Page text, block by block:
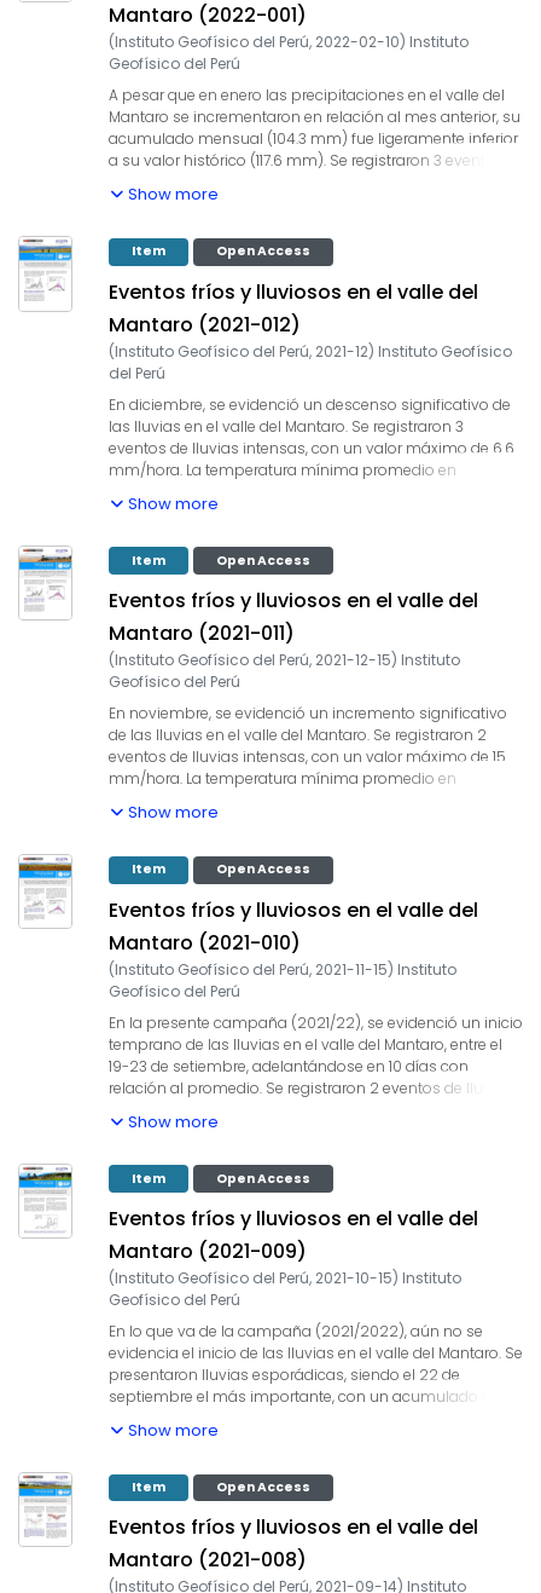
Mantaro (2022-001)
(Instituto Geofísico del Perú, 2022-02-10) Instituto
Geofísico del Perú
A pesar que en enero las precipitaciones en el valle del
Mantaro se incrementaron en relación al mes anterior, su
acumulado mensual (104.3 mm) fue ligeramente inferior
a su valor histórico (117.6 mm). Se registraron 3 eventos
mm/hora. La temperatura mínima promedio para enero
registraron heladas y el valor más bajo de la
temperatura en el valle fue 3 °C en Huayao el 4 de enero.
Show more
Item Open Access
Eventos fríos y lluviosos en el valle del
Mantaro (2021-012)
(Instituto Geofísico del Perú, 2021-12) Instituto Geofísico
del Perú
En diciembre, se evidenció un descenso significativo de
las lluvias en el valle del Mantaro. Se registraron 3
eventos de lluvias intensas, con un valor máximo de 6.6
mm/hora. La temperatura mínima promedio en
histórico (6.3 °C), no se registraron heladas, el valor más
Jauja el 21 de diciembre.
Show more
Item Open Access
Eventos fríos y lluviosos en el valle del
Mantaro (2021-011)
(Instituto Geofísico del Perú, 2021-12-15) Instituto
Geofísico del Perú
En noviembre, se evidenció un incremento significativo
de las lluvias en el valle del Mantaro. Se registraron 2
eventos de lluvias intensas, con un valor máximo de 15
mm/hora. La temperatura mínima promedio en
promedio histórico (5.7 °C), no se registraron heladas, y el
durante los primeros días de noviembre en Huayao.
Show more
Item Open Access
Eventos fríos y lluviosos en el valle del
Mantaro (2021-010)
(Instituto Geofísico del Perú, 2021-11-15) Instituto
Geofísico del Perú
En la presente campaña (2021/22), se evidenció un inicio
temprano de las lluvias en el valle del Mantaro, entre el
19-23 de setiembre, adelantándose en 10 días con
relación al promedio. Se registraron 2 eventos de lluvias
(6.6 °C) fue ligeramente superior a su promedio histórico
Show more
Item Open Access
Eventos fríos y lluviosos en el valle del
Mantaro (2021-009)
(Instituto Geofísico del Perú, 2021-10-15) Instituto
Geofísico del Perú
En lo que va de la campaña (2021/2022), aún no se
evidencia el inicio de las lluvias en el valle del Mantaro. Se
presentaron lluvias esporádicas, siendo el 22 de
septiembre el más importante, con un acumulado de
en septiembre (4.9 °C) fue ligeramente superior a su
heladas durante este mes.
Show more
Item Open Access
Eventos fríos y lluviosos en el valle del
Mantaro (2021-008)
(Instituto Geofísico del Perú, 2021-09-14) Instituto